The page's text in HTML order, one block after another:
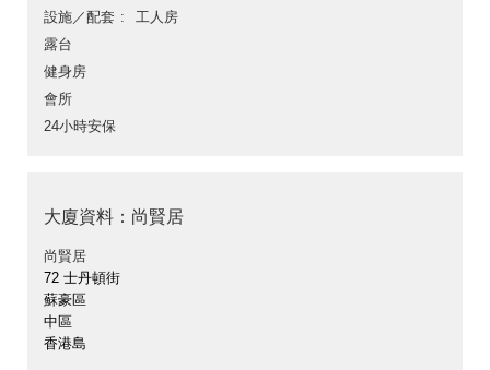
設施／配套
工人房
露台
健身房
會所
24小時安保
大廈資料：尚賢居
尚賢居
72 士丹頓街
蘇豪區
中區
香港島